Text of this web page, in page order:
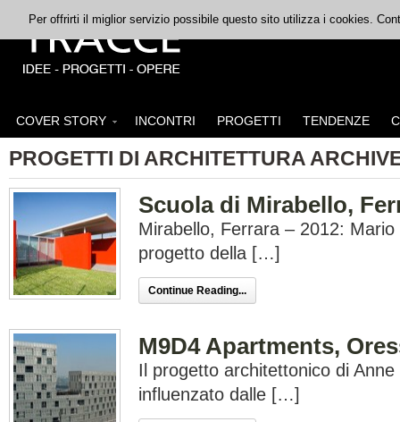
COVER STORY INCONTRI PROGETTI TENDENZE
PROGETTI DI ARCHITETTURA
Scuola di Mirabello,
Mirabello, Ferrara – 2012:
progetto della […]
Continue Reading...
M9D4 Apartments,
Il progetto architettonico di
influenzato dalle […]
Per offrirti il miglior servizio possibile questo sito utilizza i cookies.